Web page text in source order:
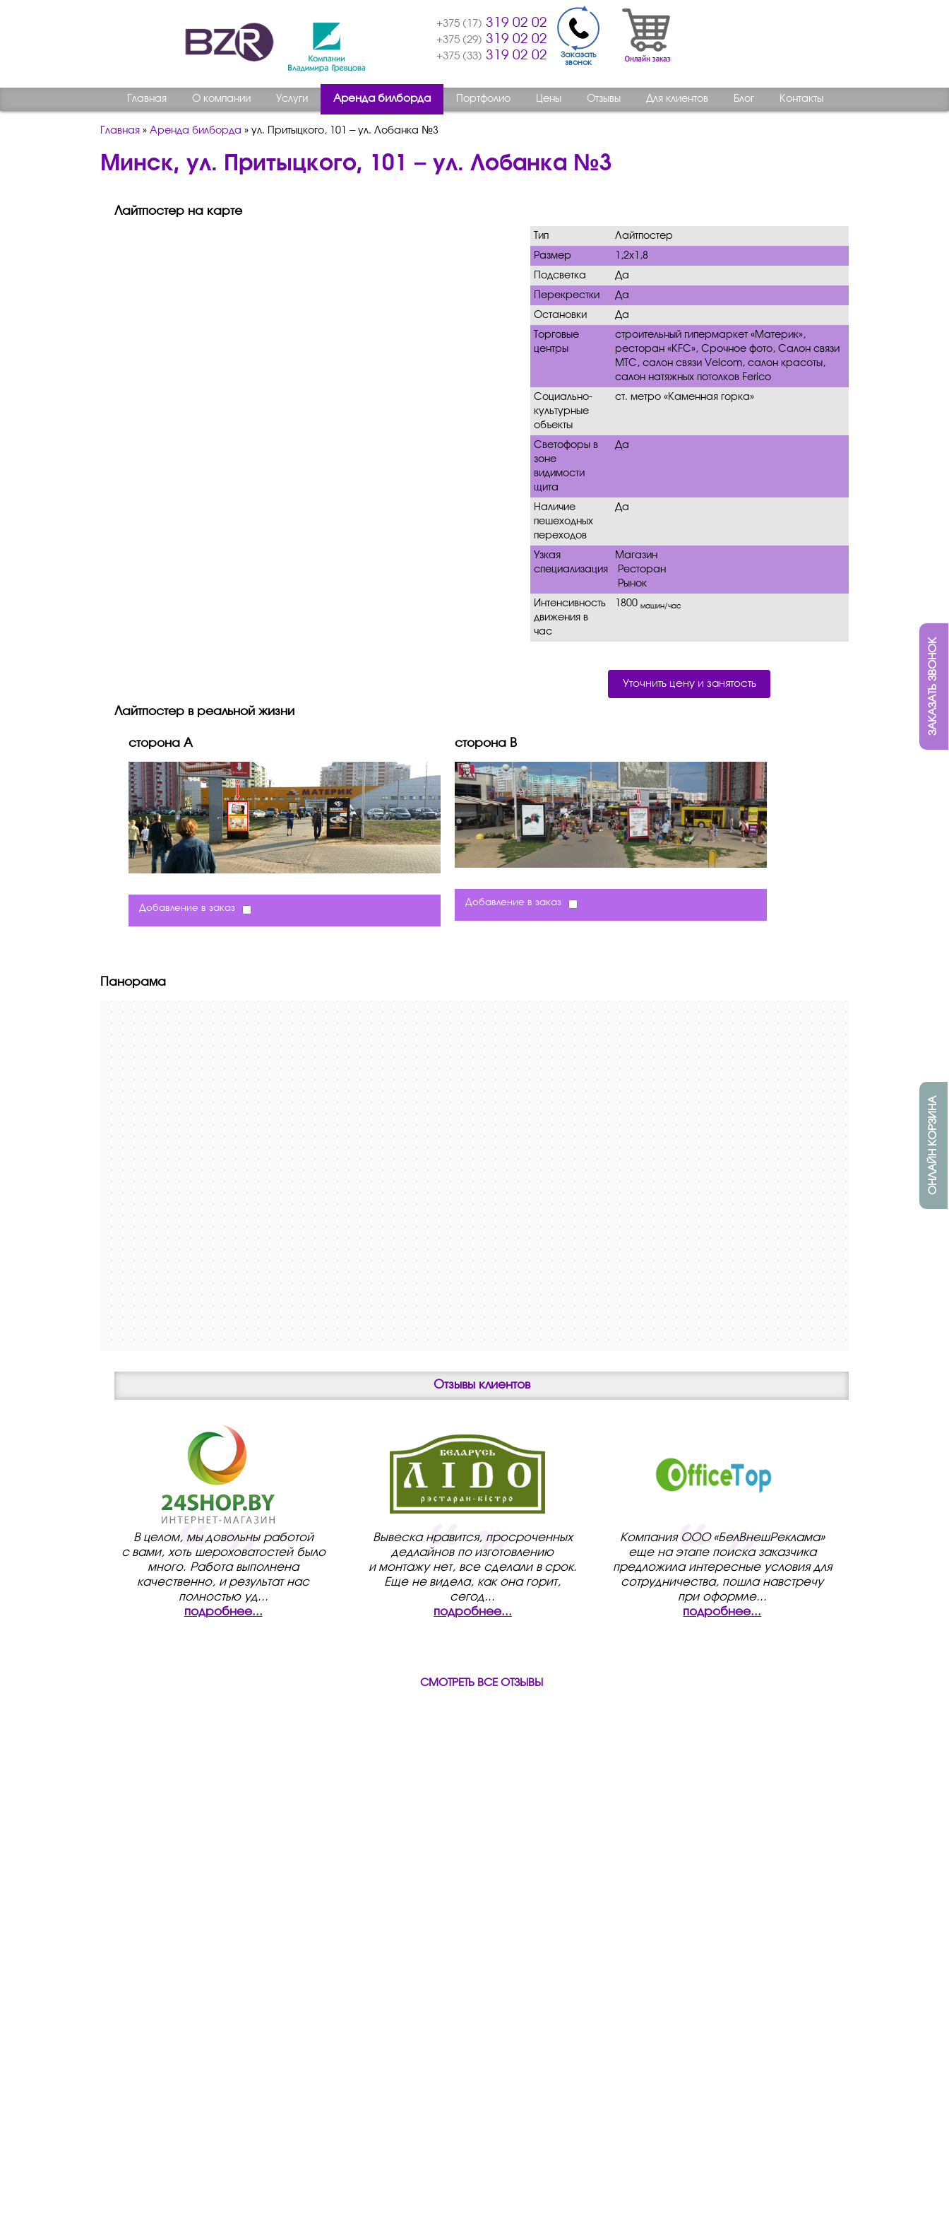
+375 (17) 319 02 02
+375 (29) 319 02 02
+375 (33) 319 02 02
Заказать
звонок
Главная О компании Услуги Аренда билборда Портфолио Цены Отзывы Для клиентов Блог Контакты
Главная » Аренда билборда » ул. Притыцкого, 101 – ул. Лобанка №3
Минск, ул. Притыцкого, 101 – ул. Лобанка №3
Лайтпостер на карте
Тип
Лайтпостер
Размер
1,2х1,8
Подсветка
Да
Перекрестки
Да
Остановки
Да
Торговые
центры
строительный гипермаркет «Материк»,
ресторан «KFC», Срочное фото, Салон связи
МТС, салон связи Velcom, салон красоты,
салон натяжных потолков Ferico
Социально-
культурные
объекты
ст. метро «Каменная горка»
Светофоры в
зоне
видимости
щита
Да
Наличие
пешеходных
переходов
Да
Узкая
специализация
Магазин
Ресторан
Рынок
Интенсивность
движения в
час
1800 машин/час
Уточнить цену и занятость
Лайтпостер в реальной жизни
сторона A
Добавление в заказ
сторона B
Добавление в заказ
Панорама
Отзывы клиентов
В целом, мы довольны работой
с вами, хоть шероховатостей было
много. Работа выполнена
качественно, и результат нас
полностью уд...
подробнее...
Вывеска нравится, просроченных
дедлайнов по изготовлению
и монтажу нет, все сделали в срок.
Еще не видела, как она горит,
сегод...
подробнее...
Компания ООО «БелВнешРеклама»
еще на этапе поиска заказчика
предложила интересные условия для
сотрудничества, пошла навстречу
при оформле...
подробнее...
СМОТРЕТЬ ВСЕ ОТЗЫВЫ
ЗАКАЗАТЬ ЗВОНОК
ОНЛАЙН КОРЗИНА